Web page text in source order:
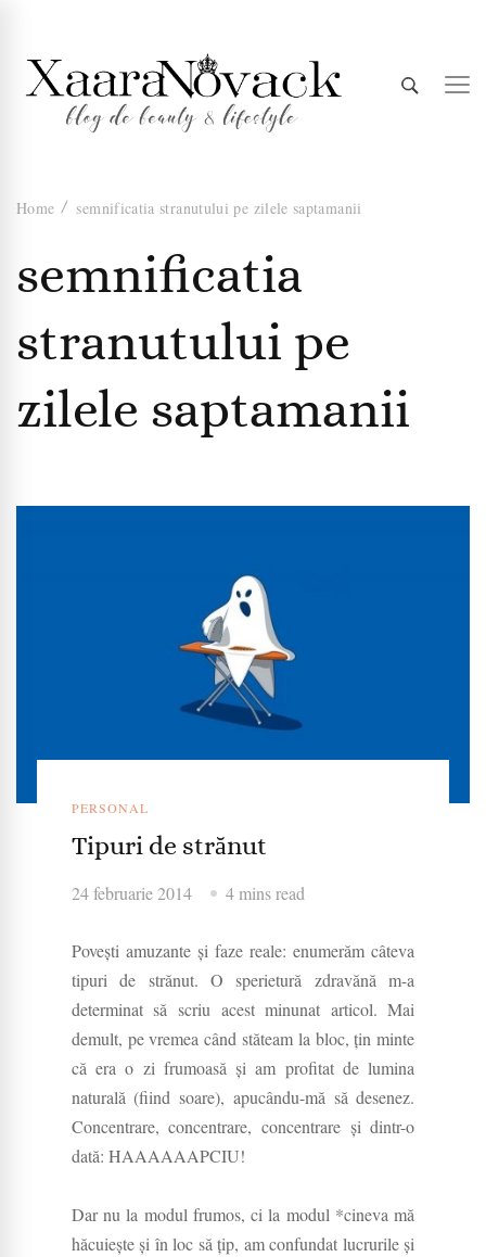
Xaara
Novack
Home semnificatia stranutului pe zilele saptamanii
semnificatia
stranutului pe
zilele saptamanii
PERSONAL
Tipuri de strănut
24 februarie 2014 4 mins read
Povești amuzante și faze reale: enumerăm câteva
tipuri de strănut. O sperietură zdravănă m-a
determinat să scriu acest minunat articol. Mai
demult, pe vremea când stăteam la bloc, țin minte
că era o zi frumoasă și am profitat de lumina
naturală (fiind soare), apucându-mă să desenez.
Concentrare, concentrare, concentrare și dintr-o
dată: HAAAAAAPCIU!
Dar nu la modul frumos, ci la modul *cineva mă
hăcuiește și în loc să țip, am confundat lucrurile și